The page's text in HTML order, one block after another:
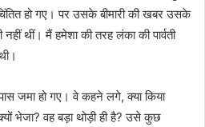
हो गए। पर उसके बीमारी की खबर उसके
नहीं थीं। मैं हमेशा की तरह लंका की पार्वती
जमा हो गए। वे कहने लगे, क्या किया
भेजा? वह बड़ा थोड़ी ही है? उसे कुछ